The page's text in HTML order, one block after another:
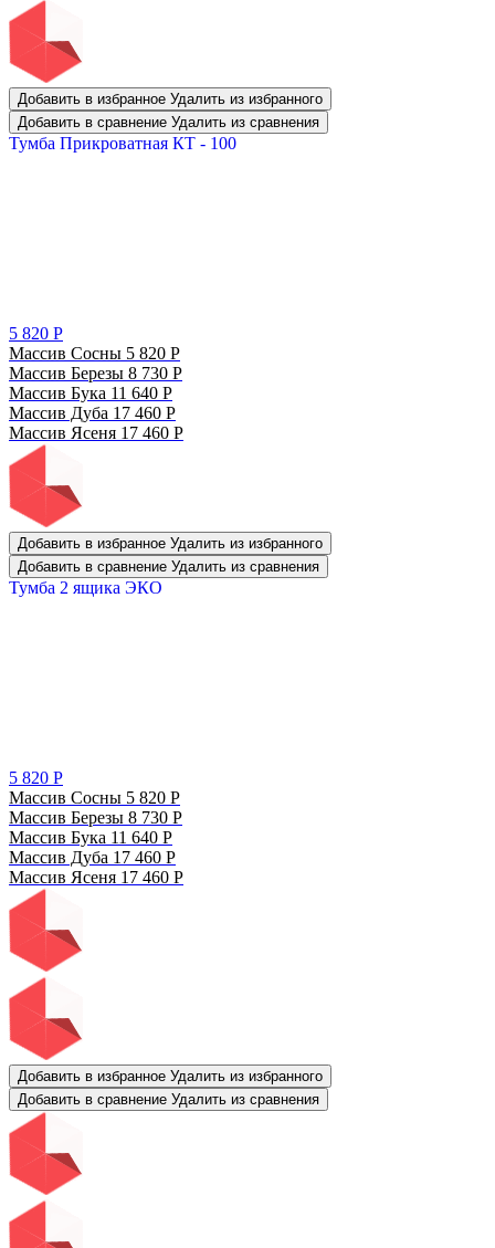
Добавить в избранное Удалить из избранного
Добавить в сравнение Удалить из сравнения
Тумба Прикроватная КТ - 100
5 820 Р
Массив Сосны 5 820 Р
Массив Березы 8 730 Р
Массив Бука 11 640 Р
Массив Дуба 17 460 Р
Массив Ясеня 17 460 Р
Добавить в избранное Удалить из избранного
Добавить в сравнение Удалить из сравнения
Тумба 2 ящика ЭКО
5 820 Р
Массив Сосны 5 820 Р
Массив Березы 8 730 Р
Массив Бука 11 640 Р
Массив Дуба 17 460 Р
Массив Ясеня 17 460 Р
Добавить в избранное Удалить из избранного
Добавить в сравнение Удалить из сравнения